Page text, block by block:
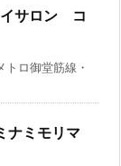
イサロン コ
ロ御堂筋線・
ナミモリマ